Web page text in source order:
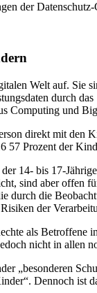
der
Welt auf. Sie
durch
Computing und
direkt mit den
57 Prozent der
14- bis 17-
sind aber offen
durch die
der
als Betroffene
nicht in allen
„besonderen
Dennoch ist